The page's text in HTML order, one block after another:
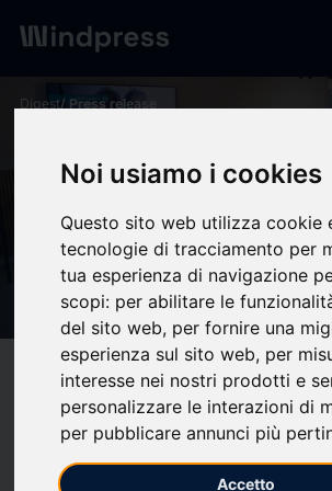
Noi usiamo i cookies
Questo sito web utilizza cookie
tecnologie di tracciamento per
tua esperienza di navigazione
scopi: per abilitare le
del sito web, per fornire una
esperienza sul sito web, per
interesse nei nostri prodotti e
personalizzare le interazioni di
per pubblicare annunci più
Accetto
Digest/ Press release
María Luisa Carcedo
en NITID Leaders la
del Consejo de
calidad normativa -
Compatibility help
(0)bookmark_borderupload Share
María Luisa Carcedo, consejera